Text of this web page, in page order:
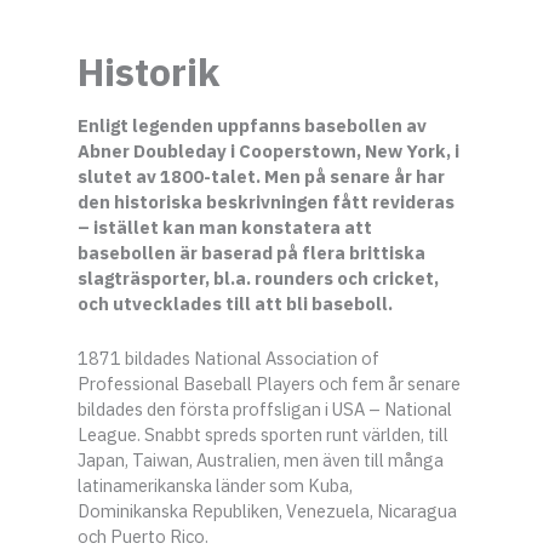
Historik
Enligt legenden uppfanns basebollen av
Abner Doubleday i Cooperstown, New York, i
slutet av 1800-talet. Men på senare år har
den historiska beskrivningen fått revideras
– istället kan man konstatera att
basebollen är baserad på flera brittiska
slagträsporter, bl.a. rounders och cricket,
och utvecklades till att bli baseboll.
1871 bildades National Association of
Professional Baseball Players och fem år senare
bildades den första proffsligan i USA – National
League. Snabbt spreds sporten runt världen, till
Japan, Taiwan, Australien, men även till många
latinamerikanska länder som Kuba,
Dominikanska Republiken, Venezuela, Nicaragua
och Puerto Rico.